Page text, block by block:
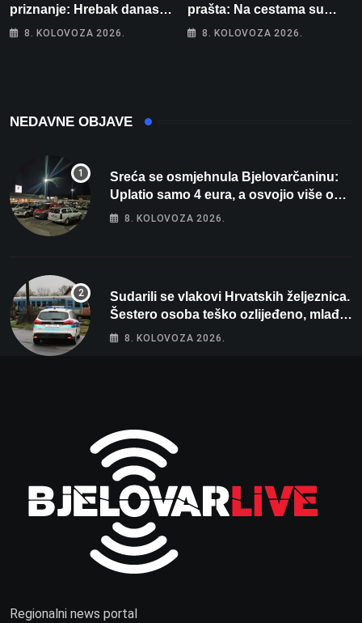
priznanje: Hrebak danas u
Parizu predstavlja
8. KOLOVOZA 2026.
prašta: Na cestama su
posebno na meti ovi
8. KOLOVOZA 2026.
NEDAVNE OBJAVE
Sreća se osmjehnula Bjelovarčaninu:
Uplatio samo 4 eura, a osvojio više od
80 tisuća eura
8. KOLOVOZA 2026.
Sudarili se vlakovi Hrvatskih željeznica.
Šestero osoba teško ozlijeđeno, mlađa
žena na intenzivnoj
8. KOLOVOZA 2026.
Regionalni news portal